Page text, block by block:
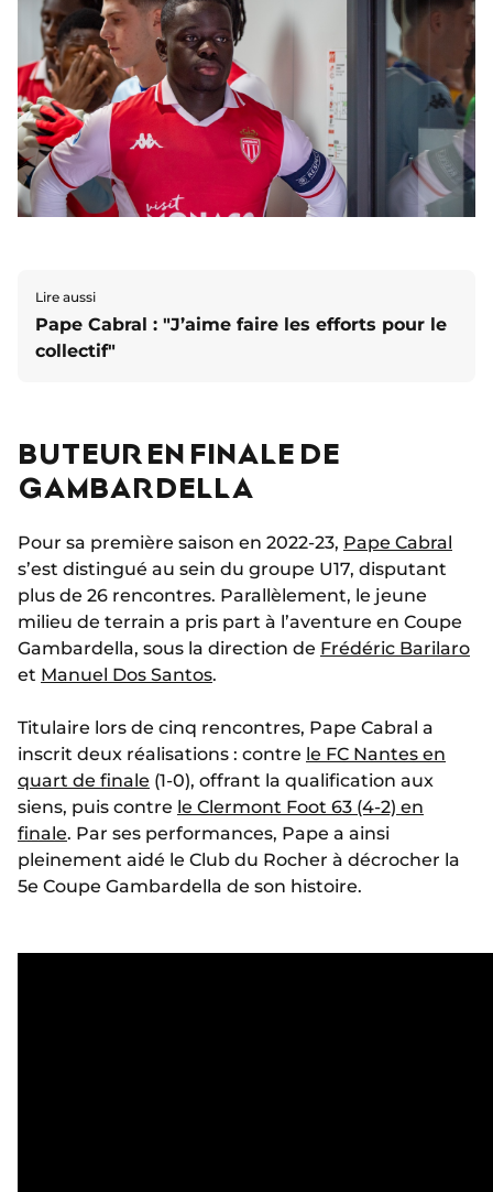
Lire aussi
Pape Cabral : "J’aime faire les efforts pour le
collectif"
BUTEUR EN FINALE DE
GAMBARDELLA
Pour sa première saison en 2022-23, Pape Cabral
s’est distingué au sein du groupe U17, disputant
plus de 26 rencontres. Parallèlement, le jeune
milieu de terrain a pris part à l’aventure en Coupe
Gambardella, sous la direction de Frédéric Barilaro
et Manuel Dos Santos.
Titulaire lors de cinq rencontres, Pape Cabral a
inscrit deux réalisations : contre le FC Nantes en
quart de finale (1-0), offrant la qualification aux
siens, puis contre le Clermont Foot 63 (4-2) en
finale. Par ses performances, Pape a ainsi
pleinement aidé le Club du Rocher à décrocher la
5e Coupe Gambardella de son histoire.